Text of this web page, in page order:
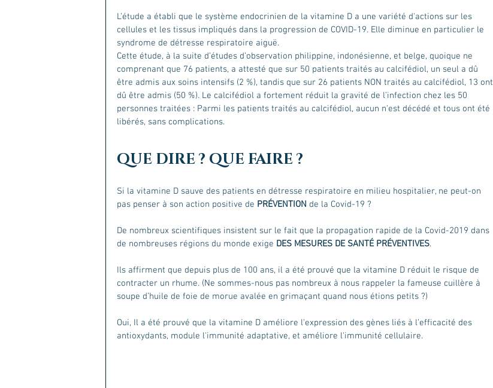
L’étude a établi que le système endocrinien de la vitamine D a une variété d'actions sur les
cellules et les tissus impliqués dans la progression de COVID-19. Elle diminue en particulier le
syndrome de détresse respiratoire aiguë.
Cette étude, à la suite d’études d’observation philippine, indonésienne, et belge, quoique ne
comprenant que 76 patients, a attesté que sur 50 patients traités au calcifédiol, un seul a dû
être admis aux soins intensifs (2 %), tandis que sur 26 patients NON traités au calcifédiol, 13 ont
dû être admis (50 %). Le calcifédiol a fortement réduit la gravité de l’infection chez les 50
personnes traitées : Parmi les patients traités au calcifédiol, aucun n'est décédé et tous ont été
libérés, sans complications.
QUE DIRE ? QUE FAIRE ?
Si la vitamine D sauve des patients en détresse respiratoire en milieu hospitalier, ne peut-on
pas penser à son action positive de PRÉVENTION de la Covid-19 ?
De nombreux scientifiques insistent sur le fait que la propagation rapide de la Covid-2019 dans
de nombreuses régions du monde exige DES MESURES DE SANTÉ PRÉVENTIVES.
Ils affirment que depuis plus de 100 ans, il a été prouvé que la vitamine D réduit le risque de
contracter un rhume. (Ne sommes-nous pas nombreux à nous rappeler la fameuse cuillère à
soupe d’huile de foie de morue avalée en grimaçant quand nous étions petits ?)
Oui, Il a été prouvé que la vitamine D améliore l'expression des gènes liés à l’efficacité des
antioxydants, module l'immunité adaptative, et améliore l'immunité cellulaire.